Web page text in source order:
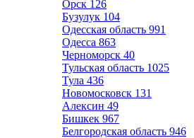
Орск 126
Бузулук 104
Одесская область 991
Одесса 863
Черноморск 40
Тульская область 1025
Тула 436
Новомосковск 131
Алексин 49
Бишкек 967
Белгородская область 946